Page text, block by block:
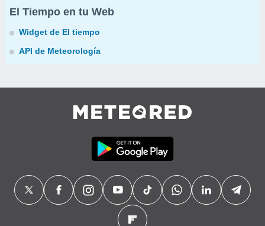
El Tiempo en tu Web
Widget de El tiempo
API de Meteorología